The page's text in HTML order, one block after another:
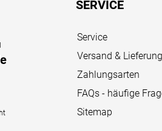
SERVICE
Service
Versand & Lieferung
Zahlungsarten
FAQs - häufige
Sitemap